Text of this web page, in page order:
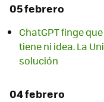
05 febrero
ChatGPT finge
tiene ni idea. La
solución
04 febrero